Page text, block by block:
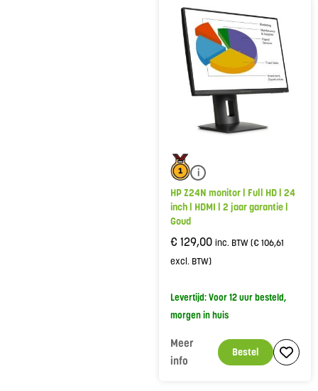
i
HP Z24N monitor | Full HD | 24
inch | HDMI | 2 jaar garantie |
Goud
€ 129,00 inc. BTW (€106,61
excl. BTW)
Levertijd: Voor 12 uur besteld,
morgen in huis
Bestel
Meer
info